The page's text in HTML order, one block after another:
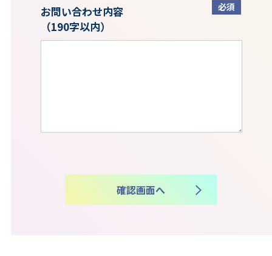
お問い合わせ内容
（190字以内）
必須